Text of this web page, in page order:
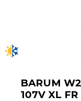
BARUM
107V XL FR